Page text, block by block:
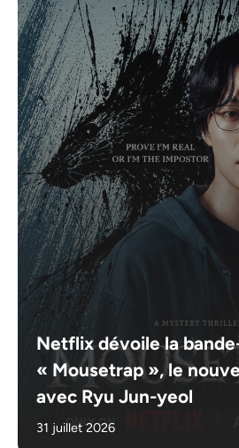
Netflix dévoile la
« Mousetrap », le
avec Ryu Jun-yeol
31 juillet 2026